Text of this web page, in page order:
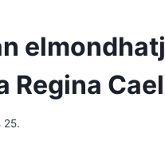
Regina
25.